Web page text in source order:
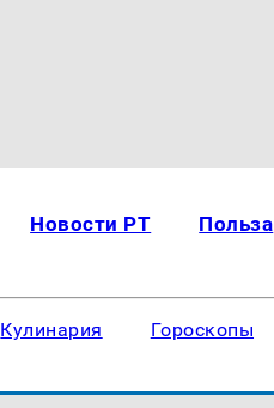
Новости РТ Польза
Кулинария Гороскопы